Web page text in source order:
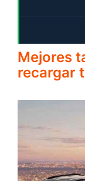
Mejores
recargar